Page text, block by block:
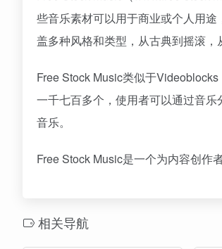
些音乐素材可以用于商业或个人用
盖多种风格和类型，从古典到摇滚，
Free Stock Music类似于
一千七百多个，使用者可以通过音
音乐。
Free Stock Music是一个为内容创作
相关导航